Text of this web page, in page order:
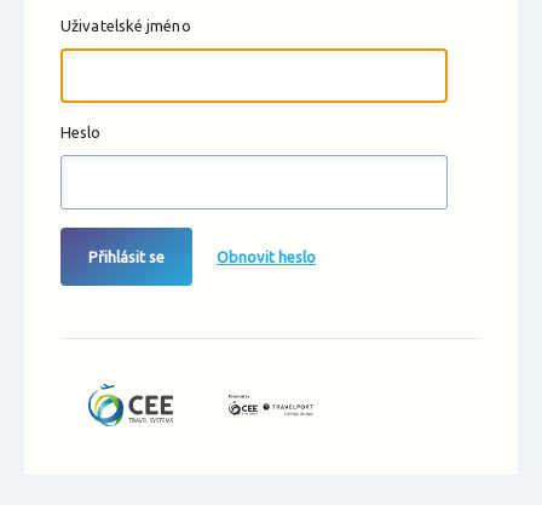
Uživatelské jméno
Heslo
Přihlásit se Obnovit heslo